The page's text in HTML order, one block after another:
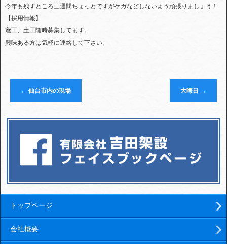
今年も残すところ三週間ちょっとですがケガなどしないよう頑張りましょう！
【採用情報】
鳶工、土工随時募集してます。
興味ある方は気軽に連絡して下さい。
← 仙台市内の現場 大晦日 →
トップページ
会社概要